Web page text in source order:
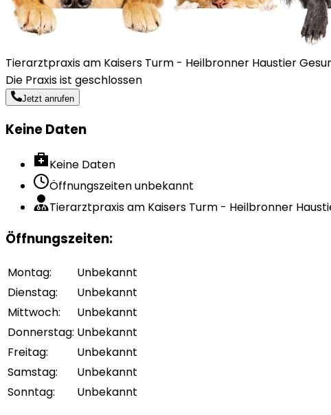
Tierarztpraxis am Kaisers Turm - Heilbronner Haustier
Die Praxis ist geschlossen
Jetzt anrufen
Keine Daten
Keine Daten
Öffnungszeiten unbekannt
Tierarztpraxis am Kaisers Turm - Heilbronner
Öffnungszeiten:
Montag:
Unbekannt
Dienstag:
Unbekannt
Mittwoch:
Unbekannt
Donnerstag: Unbekannt
Freitag:
Unbekannt
Samstag:
Unbekannt
Sonntag: Unbekannt